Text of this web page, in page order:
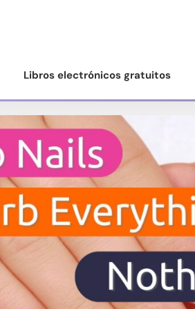
Libros electrónicos gratuitos